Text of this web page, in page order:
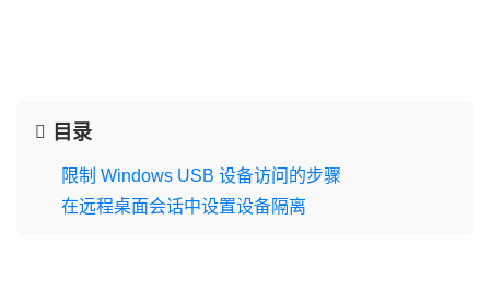
目录
限制 Windows USB 设备访问的步骤
在远程桌面会话中设置设备隔离